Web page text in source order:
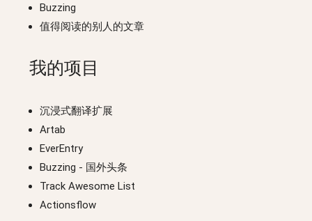
Buzzing
值得阅读的别人的文章
我的项目
沉浸式翻译扩展
Artab
EverEntry
Buzzing - 国外头条
Track Awesome List
Actionsflow